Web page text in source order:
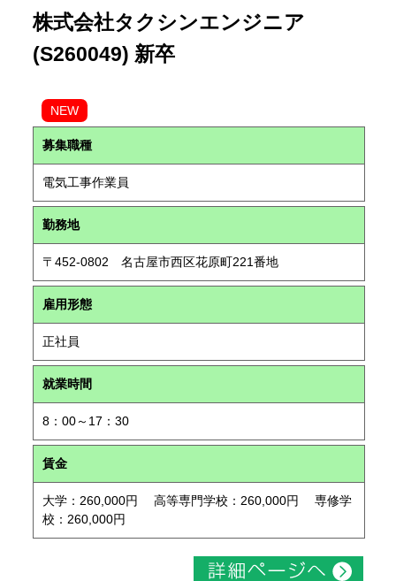
株式会社タクシンエンジニア
(S260049) 新卒
NEW
募集職種
電気工事作業員
勤務地
〒452-0802 名古屋市西区花原町221番地
雇用形態
正社員
就業時間
8：00～17：30
賃金
大学：260,000円 高等専門学校：260,000円 専修学
校：260,000円